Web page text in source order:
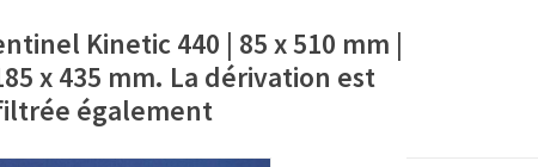
Kinetic 440 | 85 x 510 mm |
x 435 mm. La dérivation est
également